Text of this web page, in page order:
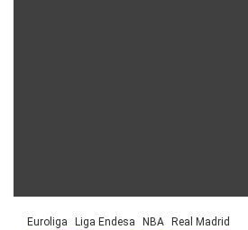
Euroliga Liga Endesa NBA Real Madrid